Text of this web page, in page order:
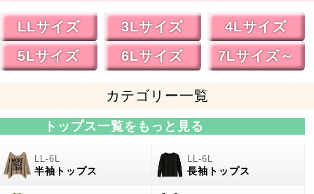
LLサイズ 3Lサイズ
4Lサイズ
5Lサイズ
6Lサイズ 7Lサイズ～
カテゴリー一覧
トップス一覧をもっと見る
半袖トップス 長袖トップス